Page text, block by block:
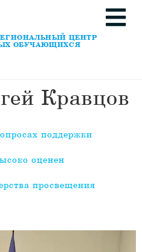
ЦЕНТР
ОБУЧАЮЩИХСЯ
Кравцов
поддержки
оценен
просвещения